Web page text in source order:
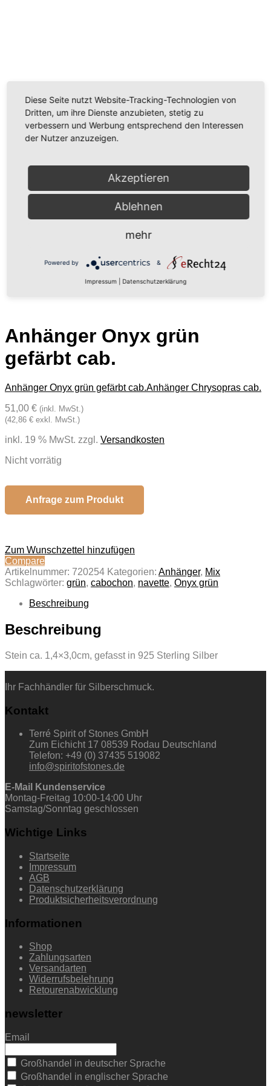
Wir verwenden einen Service eines Drittanbieters, um
Videoinhalte einzubetten. Dieser Service kann Daten
zu Ihren Aktivitäten sammeln. Bitte lesen Sie die Details
durch und stimmen Sie der Nutzung des Service zu,
um dieses Video anzusehen.
Akzeptieren
Platform
Anhänger Onyx grün
gefärbt cab.
Anhänger Onyx grün gefärbt cab.Anhänger Chrysopras cab.
51,00 € (inkl. MwSt.)
(42,86 € exkl. MwSt.)
inkl. 19 % MwSt. zzgl. Versandkosten
Nicht vorrätig
Anfrage zum Produkt
Zum Wunschzettel hinzufügen
Compare
Artikelnummer: 720254 Kategorien: Anhänger, Mix
Schlagwörter: grün, cabochon, navette, Onyx grün
Beschreibung
Beschreibung
Stein ca. 1,4×3,0cm, gefasst in 925 Sterling Silber
Ihr Fachhändler für Silberschmuck.
Kontakt
Terré Spirit of Stones GmbH
Zum Eichicht 17 08539 Rodau Deutschland
Telefon: +49 (0) 37435 519082
info@spiritofstones.de
E-Mail Kundenservice
Montag-Freitag 10:00-14:00 Uhr
Samstag/Sonntag geschlossen
Wichtige Links
Startseite
Impressum
AGB
Datenschutzerklärung
Produktsicherheitsverordnung
Informationen
Shop
Zahlungsarten
Versandarten
Widerrufsbelehrung
Retourenabwicklung
newsletter
Email
Großhandel in deutscher Sprache
Großhandel in englischer Sprache
Diese Seite nutzt Website-Tracking-Technologien von
Dritten, um ihre Dienste anzubieten, stetig zu
verbessern und Werbung entsprechend den Interessen
der Nutzer anzuzeigen.
Akzeptieren
Ablehnen
mehr
Powered by &
Impressum Datenschutzerklärung